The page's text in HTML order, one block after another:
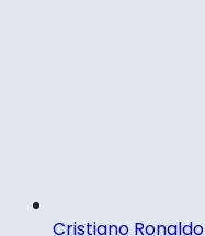
Cristiano Ronaldo